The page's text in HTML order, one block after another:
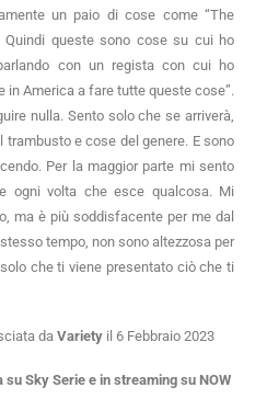
un paio di cose come “The
Quindi queste sono cose su cui ho
con un regista con cui ho
in America a fare tutte queste cose”.
nulla. Sento solo che se arriverà,
trambusto e cose del genere. E sono
Per la maggior parte mi sento
ogni volta che esce qualcosa. Mi
ma è più soddisfacente per me dal
tempo, non sono altezzosa per
che ti viene presentato ciò che ti
da Variety il 6 Febbraio 2023
su Sky Serie e in streaming su NOW